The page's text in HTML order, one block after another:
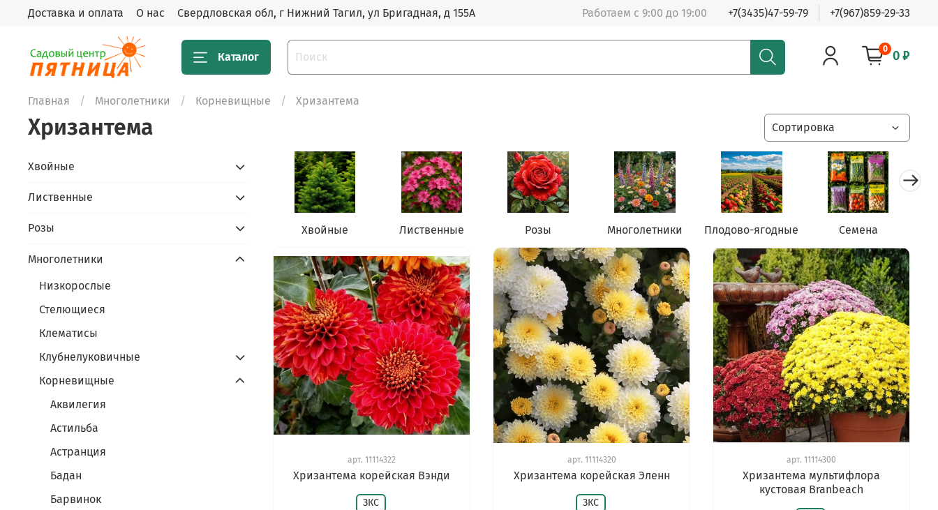
Доставка и оплата О нас Свердловская обл, г Нижний Тагил, ул Бригадная, д 155А Работаем с 9:00 до 19:00 +7(3435)47-59-79 +7(967)859-29-33
Каталог
0 0 ₽
Главная Многолетники Корневищные Хризантема
Хризантема
Хвойные Лиственные Розы Многолетники Плодово-ягодные Семена
арт.11114322
Хризантема корейская Вэнди
ЗКС
арт. 11114320
Хризантема корейская Эленн
ЗКС
арт.11114300
Хризантема мультифлора
кустовая Branbeach
Хвойные
Лиственные
Розы
Многолетники
Низкорослые
Стелющиеся
Клематисы
Клубнелуковичные
Корневищные
Аквилегия
Астильба
Астранция
Бадан
Барвинок